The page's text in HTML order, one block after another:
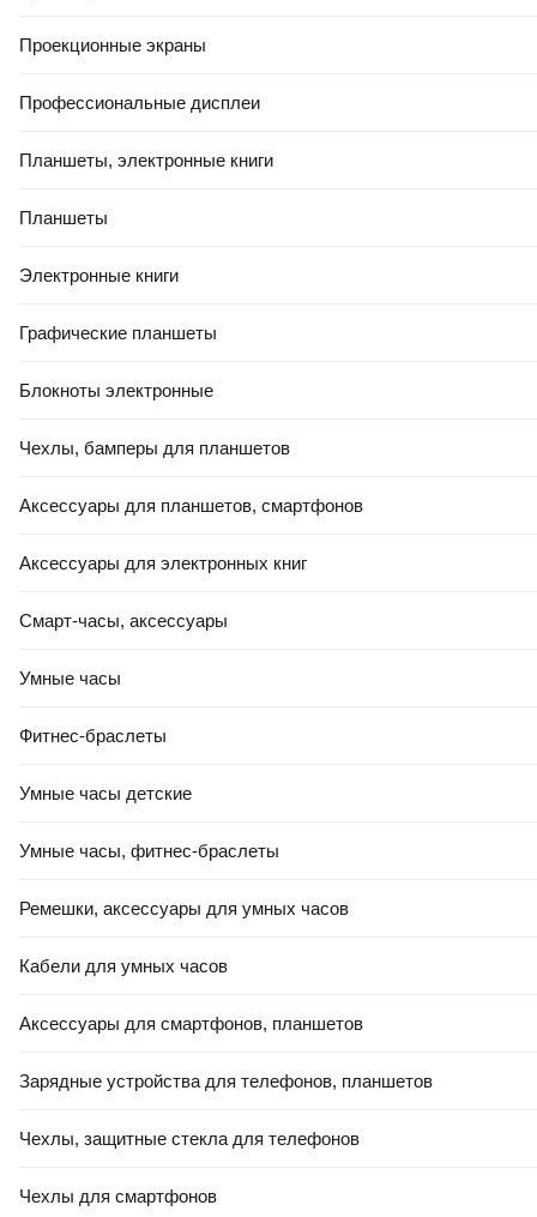
Проекционные экраны
Профессиональные дисплеи
Планшеты, электронные книги
Планшеты
Электронные книги
Графические планшеты
Блокноты электронные
Чехлы, бамперы для планшетов
Аксессуары для планшетов, смартфонов
Аксессуары для электронных книг
Смарт-часы, аксессуары
Умные часы
Фитнес-браслеты
Умные часы детские
Умные часы, фитнес-браслеты
Ремешки, аксессуары для умных часов
Кабели для умных часов
Аксессуары для смартфонов, планшетов
Зарядные устройства для телефонов, планшетов
Чехлы, защитные стекла для телефонов
Чехлы для смартфонов